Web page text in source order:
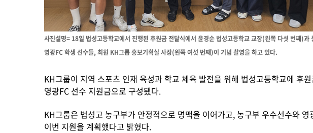
사진설명= 18일 법성고등학교에서 진행된 후원금 전달식에서 윤경순 법성고등학교 교장(왼쪽 다섯 번째)과
영광FC 학생 선수들, 최원 KH그룹 홍보기획실 사장(왼쪽 여섯 번째)이 기념 촬영을 하고 있다.
KH그룹이 지역 스포츠 인재 육성과 학교 체육 발전을 위해 법성고등학교에 후
영광FC 선수 지원금으로 구성됐다.
KH그룹은 법성고 농구부가 안정적으로 명맥을 이어가고, 농구부 우수선수와
이번 지원을 계획했다고 밝혔다.